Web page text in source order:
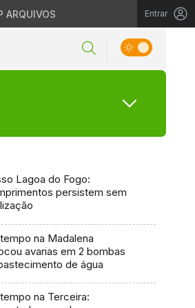
ARQUIVOS Entrar
Lagoa do Fogo:
persistem sem
na Madalena
avarias em 2 bombas
de água
na Terceira: